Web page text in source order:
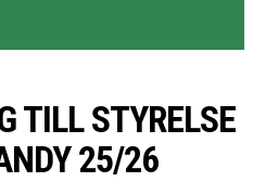
TILL STYRELSE
25/26